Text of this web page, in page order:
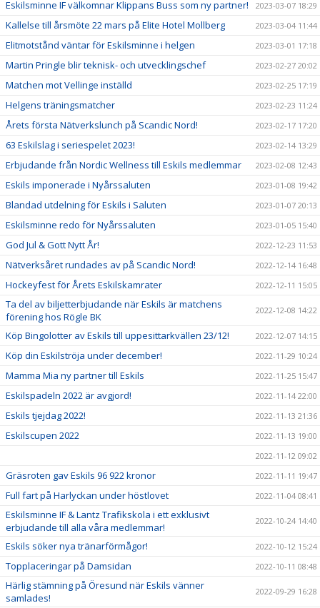
Eskilsminne IF välkomnar Klippans Buss som ny partner! 2023-03-07 18:29
Kallelse till årsmöte 22 mars på Elite Hotel Mollberg 2023-03-04 11:44
Elitmotstånd väntar för Eskilsminne i helgen 2023-03-01 17:18
Martin Pringle blir teknisk- och utvecklingschef 2023-02-27 20:02
Matchen mot Vellinge inställd 2023-02-25 17:19
Helgens träningsmatcher 2023-02-23 11:24
Årets första Nätverkslunch på Scandic Nord! 2023-02-17 17:20
63 Eskilslag i seriespelet 2023! 2023-02-14 13:29
Erbjudande från Nordic Wellness till Eskils medlemmar 2023-02-08 12:43
Eskils imponerade i Nyårssaluten 2023-01-08 19:42
Blandad utdelning för Eskils i Saluten 2023-01-07 20:13
Eskilsminne redo för Nyårssaluten 2023-01-05 15:40
God Jul & Gott Nytt År! 2022-12-23 11:53
Nätverksåret rundades av på Scandic Nord! 2022-12-14 16:48
Hockeyfest för Årets Eskilskamrater 2022-12-11 15:05
Ta del av biljetterbjudande när Eskils är matchens
förening hos Rögle BK
2022-12-08 14:22
Köp Bingolotter av Eskils till uppesittarkvällen 23/12! 2022-12-07 14:15
Köp din Eskilströja under december! 2022-11-29 10:24
Mamma Mia ny partner till Eskils 2022-11-25 15:47
Eskilspadeln 2022 är avgjord! 2022-11-14 22:00
Eskils tjejdag 2022! 2022-11-13 21:36
Eskilscupen 2022
2022-11-13 19:00
2022-11-12 09:02
Gräsroten gav Eskils 96 922 kronor 2022-11-11 19:47
Full fart på Harlyckan under höstlovet 2022-11-04 08:41
Eskilsminne IF & Lantz Trafikskola i ett exklusivt
erbjudande till alla våra medlemmar!
2022-10-24 14:40
Eskils söker nya tränarförmågor! 2022-10-12 15:24
Topplaceringar på Damsidan 2022-10-11 08:48
Härlig stämning på Öresund när Eskils vänner
samlades!
2022-09-29 16:28